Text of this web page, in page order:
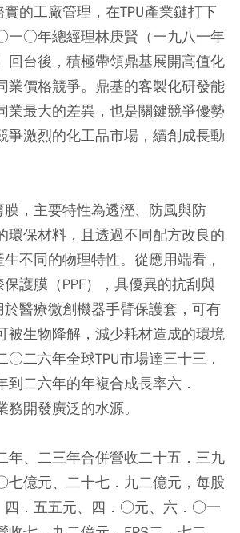
實的工廠管理，在TPU產業鏈打下
一○年總經理林庚賢（一九八一年
回台後，積極帶領鼎基展開高值化
業價格競爭。鼎基的客製化研發能
業最大的差異，也是關鍵競爭優勢
爭激烈的化工品市場，續創成長動
膜，主要特性為透溼、防風與防
環保材料，且透過不同配方改良的
不同的物理特性。從應用端看，
護膜（PPF），具優異的抗刮與
於醫療微創機器手臂保護套，可有
被生物降解，減少耗材造成的環境
○二六年全球TPU市場達三十三．
到二六年的年複合成長率六．
開發廣泛的水源。
年、二三年合併營收二十五．三九
億元、二十七．九二億元，每股
四．五五元、四．○元、六．○一